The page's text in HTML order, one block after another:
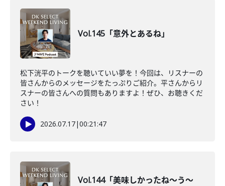
Vol.145「意外とあるね」
松下洸平のトークを聴いていい夢を！今回は、リスナーの
皆さんからのメッセージをたっぷりご紹介。平さんからリ
スナーの皆さんへの質問もありますよ！ぜひ、お聴きくだ
さい！
2026.07.17|00:21:47
Vol.144「美味しかったね〜う〜